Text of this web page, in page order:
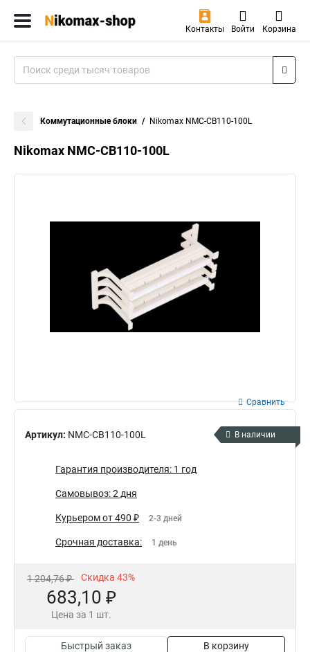
Контакты Войти Корзина
Коммутационные блоки Nikomax NMC-CB110-100L
Nikomax NMC-CB110-100L
Артикул: NMC-CB110-100L
Сравнить
В наличии
Гарантия производителя: 1 год
Самовывоз: 2 дня
Курьером от 490 ₽ 2-3 дней
Срочная доставка: 1 день
1 204,76 ₽ Скидка 43%
683,10 ₽
Цена за 1 шт.
Быстрый заказ В корзину